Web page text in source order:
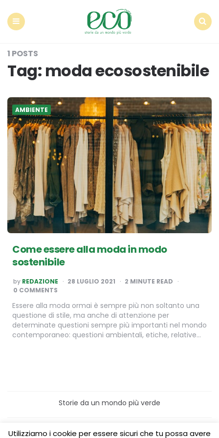
1 POSTS
Tag: moda ecosostenibile
AMBIENTE
Come essere alla moda in modo
sostenibile
POSTED
BY
by REDAZIONE 28 LUGLIO 2021 2 MINUTE READ
0 COMMENTS
Essere alla moda ormai è sempre più non soltanto una
questione di stile, ma anche di attenzione per
determinate questioni sempre più importanti nel mondo
contemporaneo: questioni ambientali, etiche, relative…
Storie da un mondo più verde
Home
Turismo sostenibile
Utilizziamo i cookie per essere sicuri che tu possa avere